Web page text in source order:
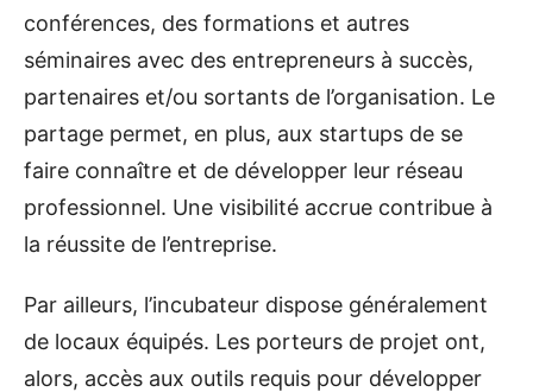
conférences, des formations et autres
séminaires avec des entrepreneurs à succès,
partenaires et/ou sortants de l’organisation. Le
partage permet, en plus, aux startups de se
faire connaître et de développer leur réseau
professionnel. Une visibilité accrue contribue à
la réussite de l’entreprise.
Par ailleurs, l’incubateur dispose généralement
de locaux équipés. Les porteurs de projet ont,
alors, accès aux outils requis pour développer